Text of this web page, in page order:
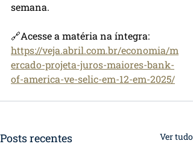
semana.
🔗Acesse a matéria na íntegra:
https://veja.abril.com.br/economia/m
ercado-projeta-juros-maiores-bank-
of-america-ve-selic-em-12-em-2025/
Posts recentes Ver tudo